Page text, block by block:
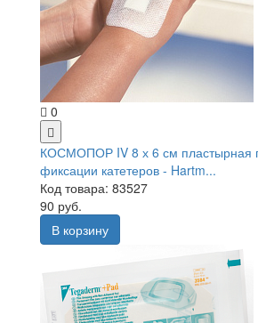
0
КОСМОПОР IV 8 х 6 см пластырная
фиксации катетеров - Hartm...
Код товара: 83527
90 руб.
В корзину